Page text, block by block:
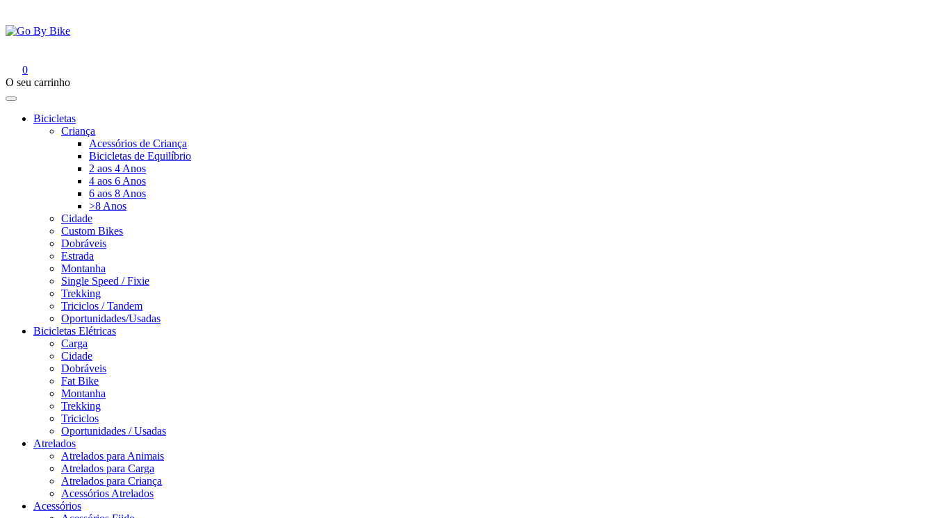
para
o
0
O seu carrinho
Bicicletas
Criança
Acessórios de Criança
Bicicletas de Equilíbrio
2 aos 4 Anos
4 aos 6 Anos
6 aos 8 Anos
>8 Anos
Cidade
Custom Bikes
Dobráveis
Estrada
Montanha
Single Speed / Fixie
Trekking
Triciclos / Tandem
Oportunidades/Usadas
Bicicletas Elétricas
Carga
Cidade
Dobráveis
Fat Bike
Montanha
Trekking
Triciclos
Oportunidades / Usadas
Atrelados
Atrelados para Animais
Atrelados para Carga
Atrelados para Criança
Acessórios Atrelados
Acessórios